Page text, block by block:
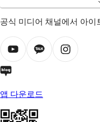
공식 미디어 채널에서 아이
앱 다운로드